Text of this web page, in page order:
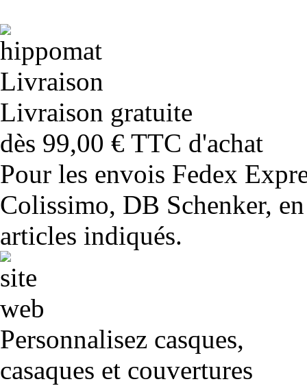
Livraison gratuite
dès 99,00 € TTC d'achat
Pour les envois Fedex
Colissimo, DB Schenker,
articles indiqués.
Personnalisez casques,
casaques et couvertures